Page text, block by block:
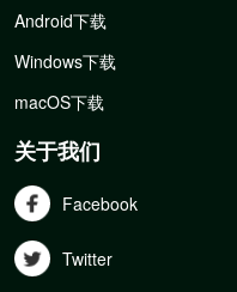
Android下载
Windows下载
macOS下载
关于我们
Facebook
Twitter